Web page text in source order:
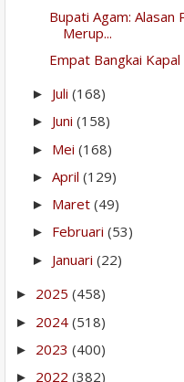
Bupati Agam: Alasan
Merup...
Empat Bangkai
► Juli (168)
► Juni (158)
► Mei (168)
► April (129)
► Maret (49)
► Februari (53)
► Januari (22)
► 2025 (458)
► 2024 (518)
► 2023 (400)
► 2022 (382)